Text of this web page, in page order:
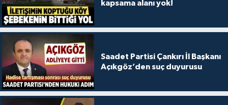
kapsama alanı yok!
Saadet Partisi Çankırı İl Başkanı
Açıkgöz’den suç duyurusu